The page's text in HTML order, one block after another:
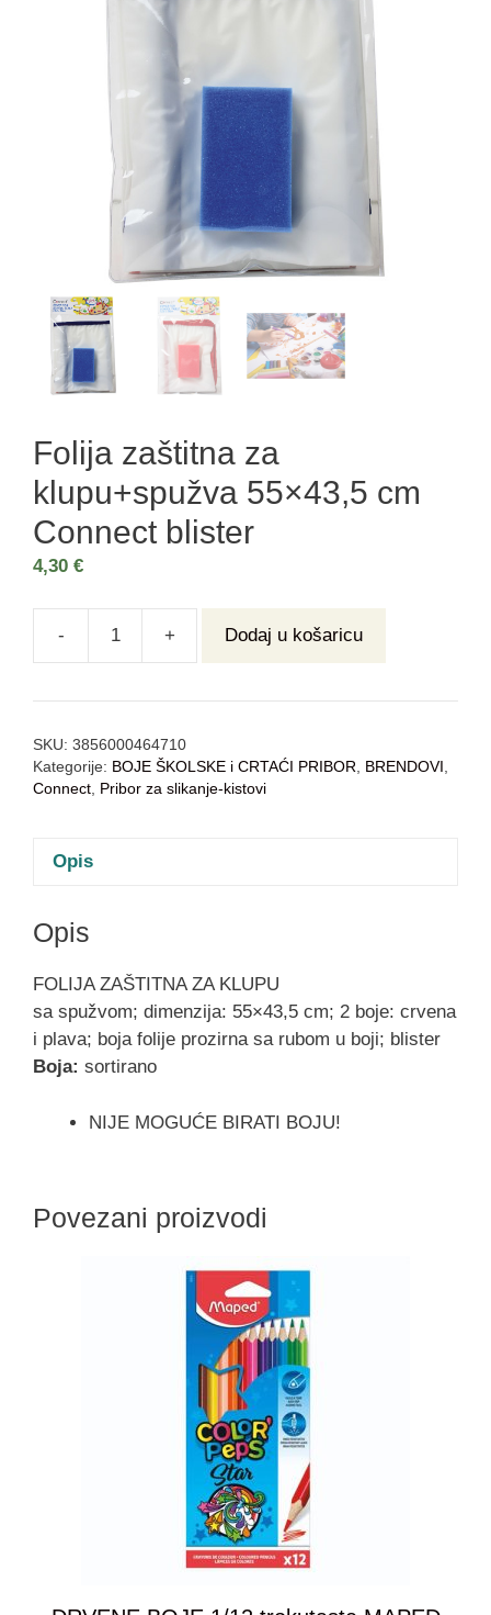
Folija zaštitna za
klupu+spužva 55×43,5 cm
Connect blister
4,30 €
- + Dodaj u košaricu
SKU: 3856000464710
Kategorije: BOJE ŠKOLSKE i CRTAĆI PRIBOR BRENDOVI
Connect
Pribor za slikanje-kistovi
Opis
Opis
FOLIJA ZAŠTITNA ZA KLUPU
sa spužvom; dimenzija: 55×43,5 cm; 2 boje: crvena
i plava; boja folije prozirna sa rubom u boji; blister
Boja: sortirano
NIJE MOGUĆE BIRATI BOJU!
Povezani proizvodi